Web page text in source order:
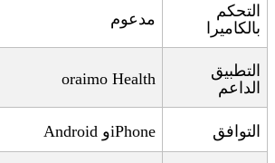
التحكم
بالكاميرا
مدعوم
التطبيق
الداعم
oraimo Health
التوافق Android وiPhone